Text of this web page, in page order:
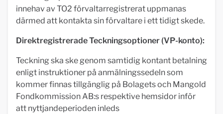
innehav av TO2 förvaltarregistrerat uppmanas
därmed att kontakta sin förvaltare i ett tidigt skede.
Direktregistrerade Teckningsoptioner (VP-konto):
Teckning ska ske genom samtidig kontant betalning
enligt instruktioner på anmälningssedeln som
kommer finnas tillgänglig på Bolagets och Mangold
Fondkommission AB:s respektive hemsidor inför
att nyttjandeperioden inleds